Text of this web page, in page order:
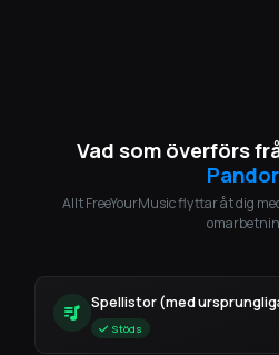
Vad som överförs
Allt FreeYourMusic flyttar åt dig
Spellistor (med
Stöds